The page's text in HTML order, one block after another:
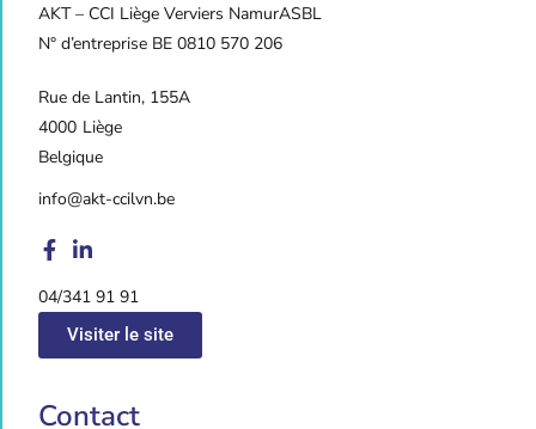
AKT – CCI Liège Verviers NamurASBL
N° d’entreprise BE 0810 570 206
Rue de Lantin, 155A
4000 Liège
Belgique
info@akt-ccilvn.be
04/341 91 91
Visiter le site
Contact